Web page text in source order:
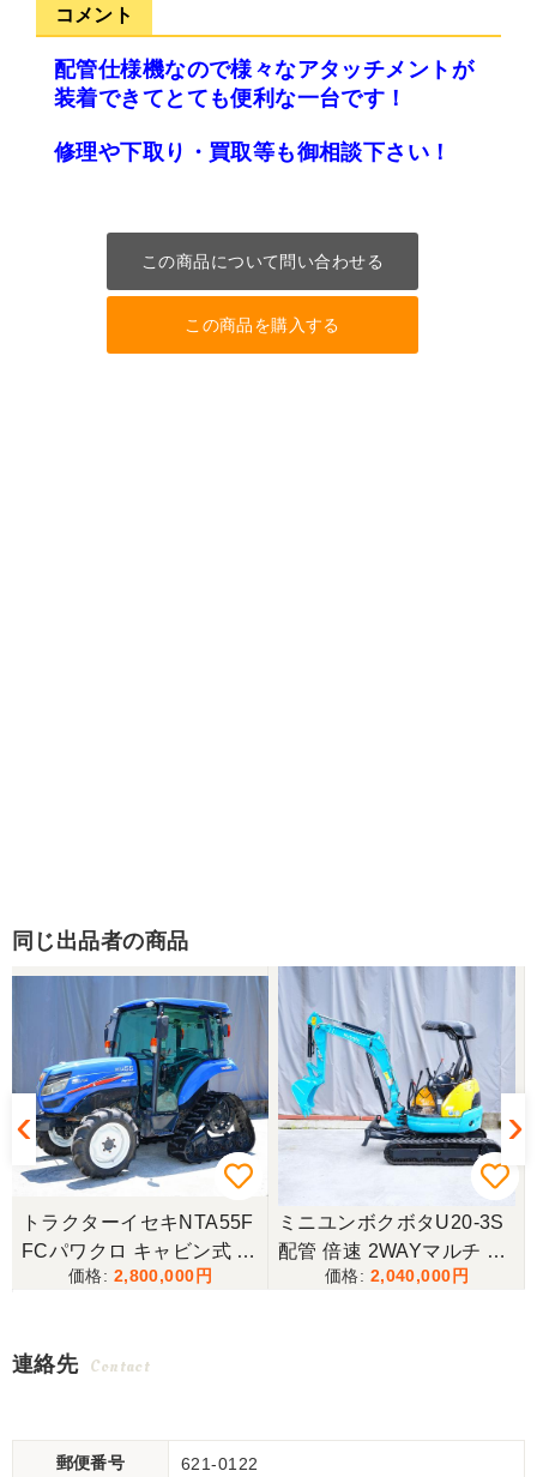
コメント
配管仕様機なので様々なアタッチメントが
装着できてとても便利な一台です！
修理や下取り・買取等も御相談下さい！
この商品について問い合わせる
この商品を購入する
同じ出品者の商品
トラクターイセキNTA55F
FCパワクロ キャビン式 4
2,800,000
ミニユンボクボタU20-3S
配管 倍速 2WAYマルチ ゴ
ムキャタ仕様！
2,040,000
連絡先 Contact
郵便番号 621-0122